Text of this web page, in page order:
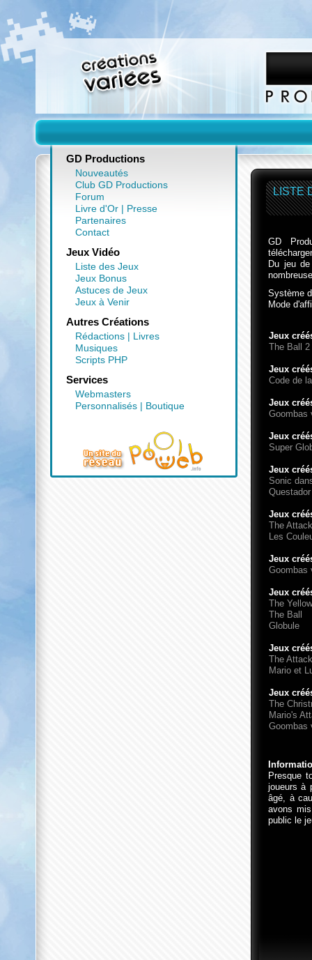
LISTE
GD
Du jeu
Système
Mode
Jeux
The Ball 2
Jeux
Code de
Jeux
Goombas
Jeux
Super
Jeux
Sonic
Questador
Jeux
The
Les
Jeux
Goombas
Jeux
The
The Ball
Globule
Jeux
The Attack
Mario et
Jeux
The
Mario's
Goombas
Presque
joueurs à
âgé, à
avons
public le
GD Productions
Nouveautés
Club GD Productions
Forum
Livre d'Or | Presse
Partenaires
Contact
Jeux Vidéo
Liste des Jeux
Jeux Bonus
Astuces de Jeux
Jeux à Venir
Autres Créations
Rédactions | Livres
Musiques
Scripts PHP
Services
Webmasters
Personnalisés | Boutique